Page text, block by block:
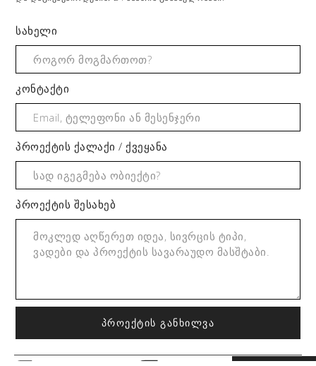
სახელი
კონტაქტი
პროექტის ქალაქი / ქვეყანა
პროექტის შესახებ
ᲞᲠᲝᲔᲥᲢᲘᲡ ᲒᲐᲜᲮᲘᲚᲕᲐ